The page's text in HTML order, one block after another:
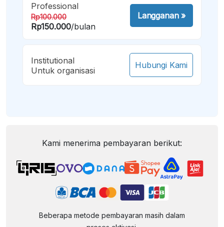
Professional
Rp100.000
Rp150.000/bulan
Langganan»
Institutional
Untuk organisasi
Hubungi Kami
Kami menerima pembayaran berikut:
Beberapa metode pembayaran masih dalam